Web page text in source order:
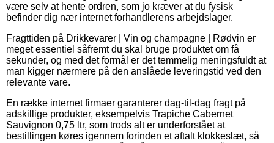
være selv at hente ordren, som jo kræver at du fysisk
befinder dig nær internet forhandlerens arbejdslager.
Fragttiden på Drikkevarer | Vin og champagne | Rødvin er
meget essentiel såfremt du skal bruge produktet om få
sekunder, og med det formål er det temmelig meningsfuldt at
man kigger nærmere på den anslåede leveringstid ved den
relevante vare.
En række internet firmaer garanterer dag-til-dag fragt på
adskillige produkter, eksempelvis Trapiche Cabernet
Sauvignon 0,75 ltr, som trods alt er underforstået at
bestillingen køres igennem forinden et aftalt klokkeslæt, så